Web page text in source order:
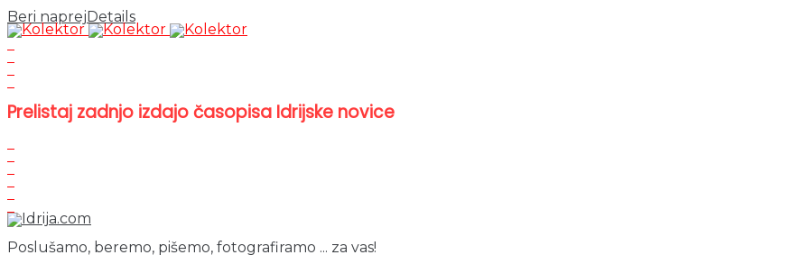
Beri naprej Details
Prelistaj zadnjo izdajo časopisa Idrijske novice
Poslušamo, beremo, pišemo, fotografiramo ... za vas!